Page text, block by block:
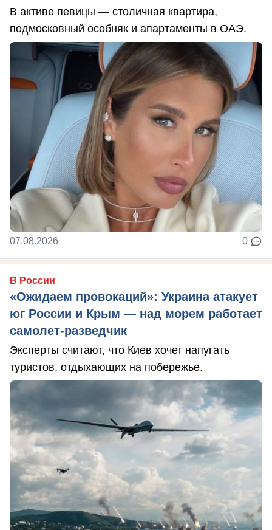
В активе певицы — столичная квартира,
подмосковный особняк и апартаменты в ОАЭ.
07.08.2026 0
В России
«Ожидаем провокаций»: Украина атакует
юг России и Крым — над морем работает
самолет-разведчик
Эксперты считают, что Киев хочет напугать
туристов, отдыхающих на побережье.